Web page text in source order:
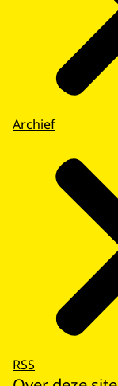
Archief
RSS